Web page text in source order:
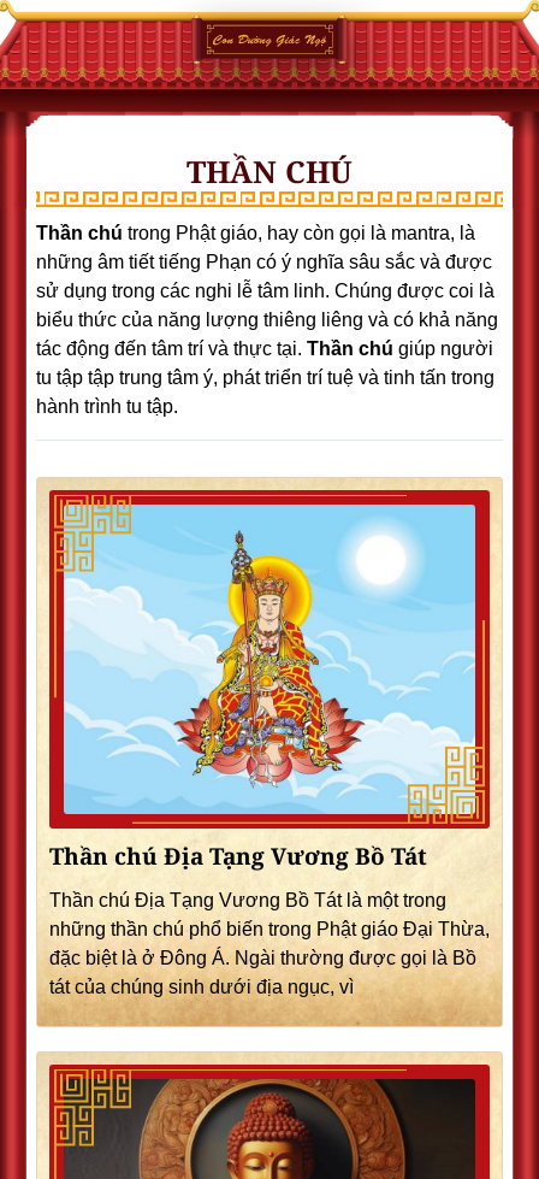
THẦN CHÚ
Thần chú trong Phật giáo, hay còn gọi là mantra, là
những âm tiết tiếng Phạn có ý nghĩa sâu sắc và được
sử dụng trong các nghi lễ tâm linh. Chúng được coi là
biểu thức của năng lượng thiêng liêng và có khả năng
tác động đến tâm trí và thực tại. Thần chú giúp người
tu tập tập trung tâm ý, phát triển trí tuệ và tinh tấn trong
hành trình tu tập.
Thần chú Địa Tạng Vương Bồ Tát
Thần chú Địa Tạng Vương Bồ Tát là một trong
những thần chú phổ biến trong Phật giáo Đại Thừa,
đặc biệt là ở Đông Á. Ngài thường được gọi là Bồ
tát của chúng sinh dưới địa ngục, vì